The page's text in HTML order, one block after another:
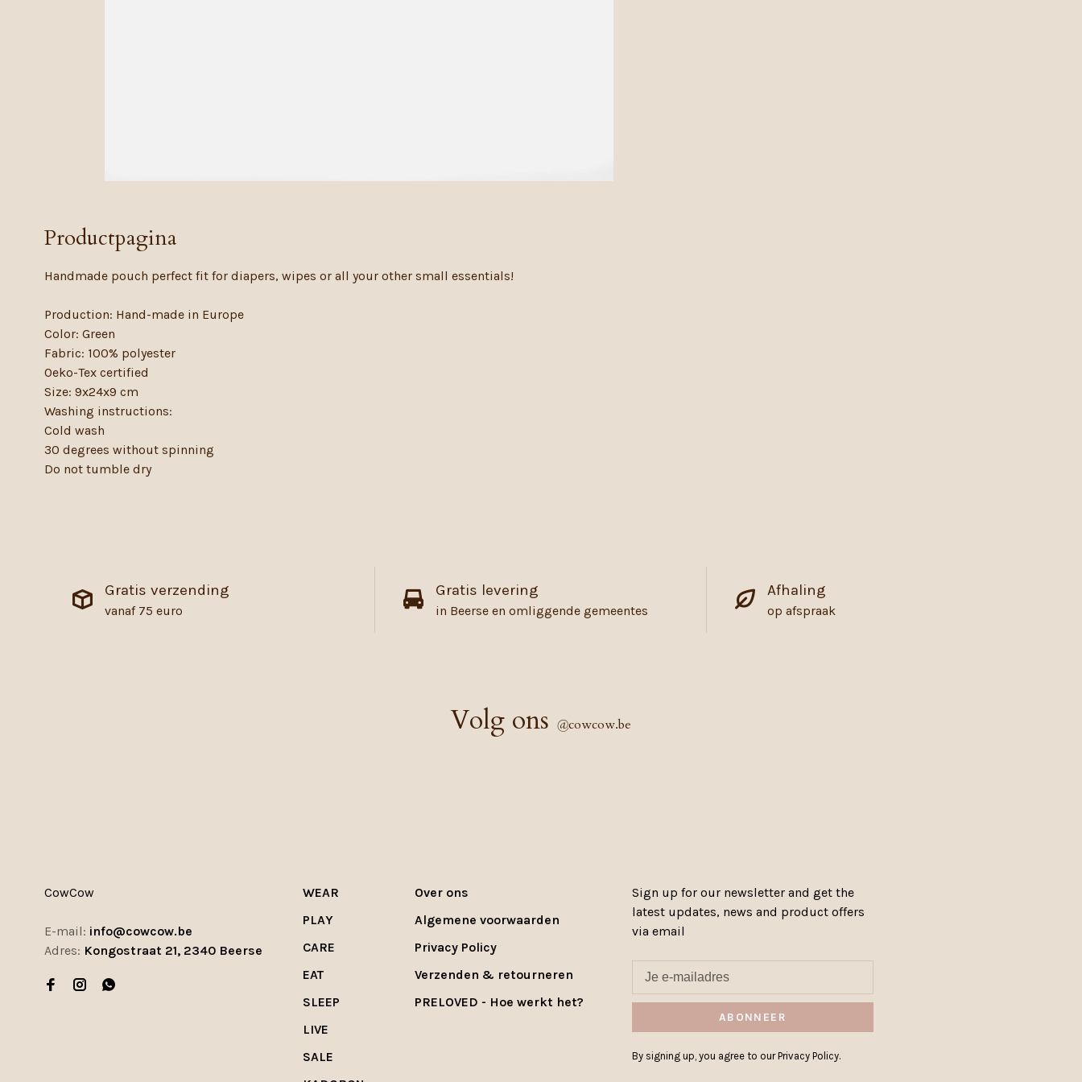
Productpagina
Handmade pouch perfect fit for diapers, wipes or all your other small essentials!
Production: Hand-made in Europe
Color: Green
Fabric: 100% polyester
Oeko-Tex certified
Size: 9x24x9 cm
Washing instructions:
Cold wash
30 degrees without spinning
Do not tumble dry
Gratis verzending
vanaf 75 euro
Gratis levering
in Beerse en omliggende gemeentes
Afhaling
op afspraak
Volg ons @cowcow.be
CowCow
E-mail: info@cowcow.be
Adres: Kongostraat 21, 2340 Beerse
WEAR
PLAY
CARE
EAT
SLEEP
LIVE
SALE
Over ons
Algemene voorwaarden
Privacy Policy
Verzenden & retourneren
PRELOVED - Hoe werkt het?
Sign up for our newsletter and get the
latest updates, news and product offers
via email
ABONNEER
By signing up, you agree to our Privacy Policy.